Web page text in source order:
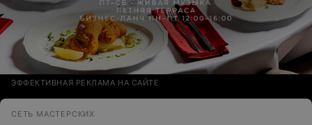
ЭФФЕКТИВНАЯ РЕКЛАМА НА САЙТЕ
СЕТЬ МАСТЕРСКИХ